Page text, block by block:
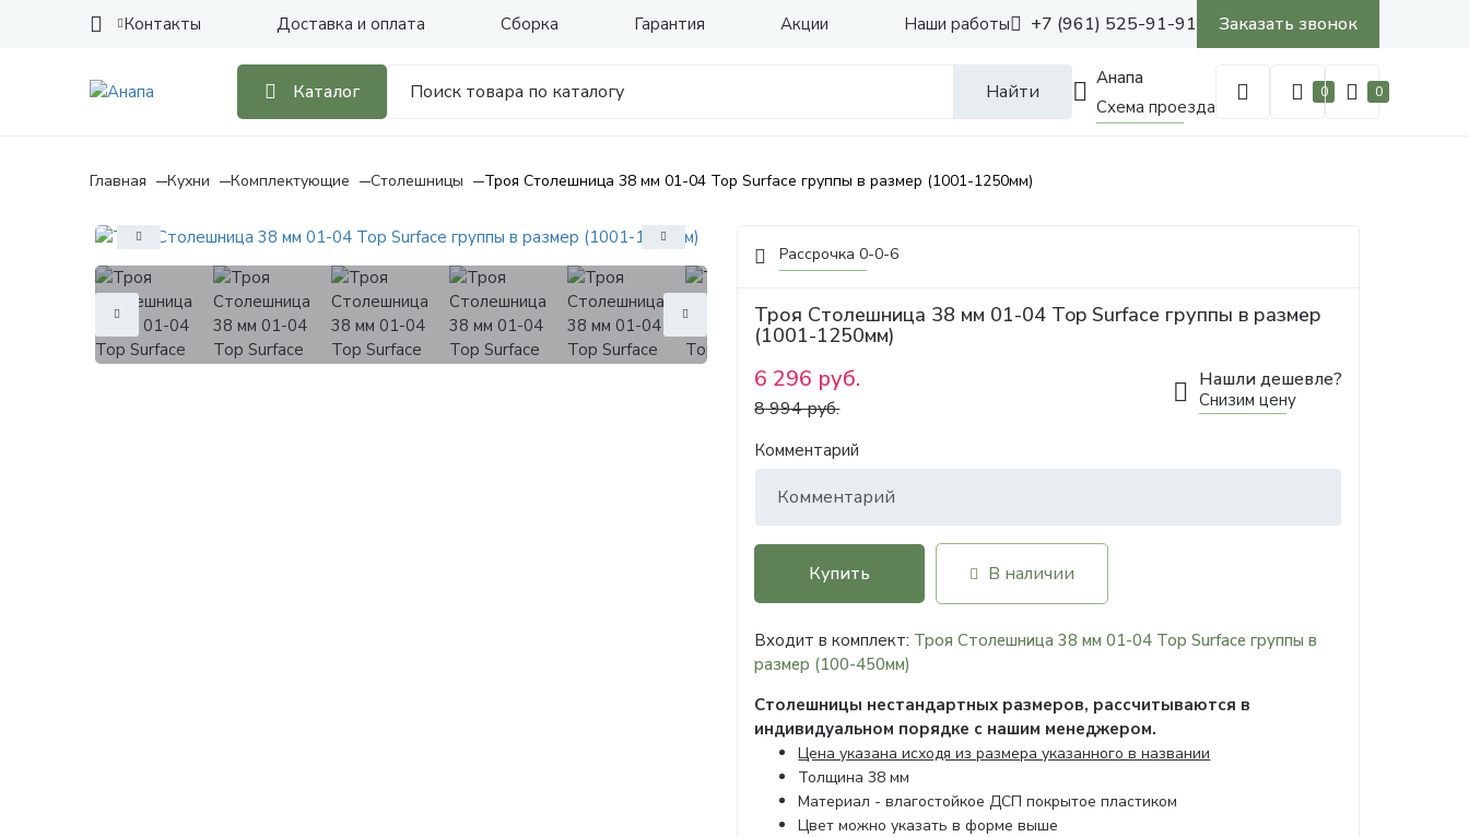
Контакты Доставка и оплата Сборка Гарантия Наши работы
Акции +7 (961) 525-91-91 Заказать звонок
Каталог Найти
Анапа
Схема проезда
0 0
Главная Кухни Комплектующие Столешницы Троя Столешница 38 мм 01-04 Top Surface группы в размер (1001-1250мм)
Рассрочка 0-0-6
Троя Столешница 38 мм 01-04 Top Surface группы в размер
(1001-1250мм)
6 296 руб.
8 994 руб.
Нашли дешевле?
Снизим цену
Комментарий
Купить В наличии
Входит в комплект: Троя Столешница 38 мм 01-04 Top Surface группы в
размер (100-450мм)
Столешницы нестандартных размеров, рассчитываются в
индивидуальном порядке с нашим менеджером.
Цена указана исходя из размера указанного в названии
Толщина 38 мм
Материал - влагостойкое ДСП покрытое пластиком
Цвет можно указать в форме выше